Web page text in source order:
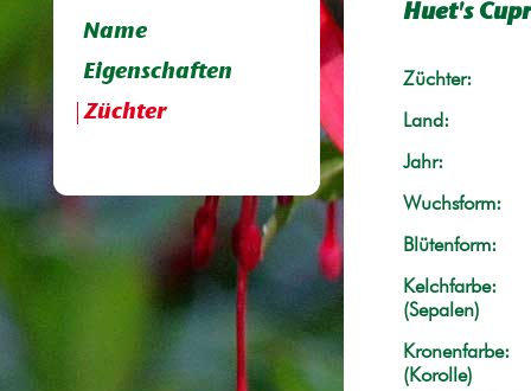
Name
Eigenschaften
Züchter
Huet's
Züchter:
Land:
Jahr:
Wuchsform:
Blütenform:
Kelchfarbe:
(Sepalen)
Kronenfarbe:
(Korolle)